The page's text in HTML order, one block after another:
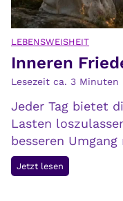
e
r
s
t
t
,
v
r
LEBENSWEISHEIT
Inneren
Lesezeit ca. 3 Minuten
Jeder Tag bietet
Lasten
besseren
Jetzt lesen